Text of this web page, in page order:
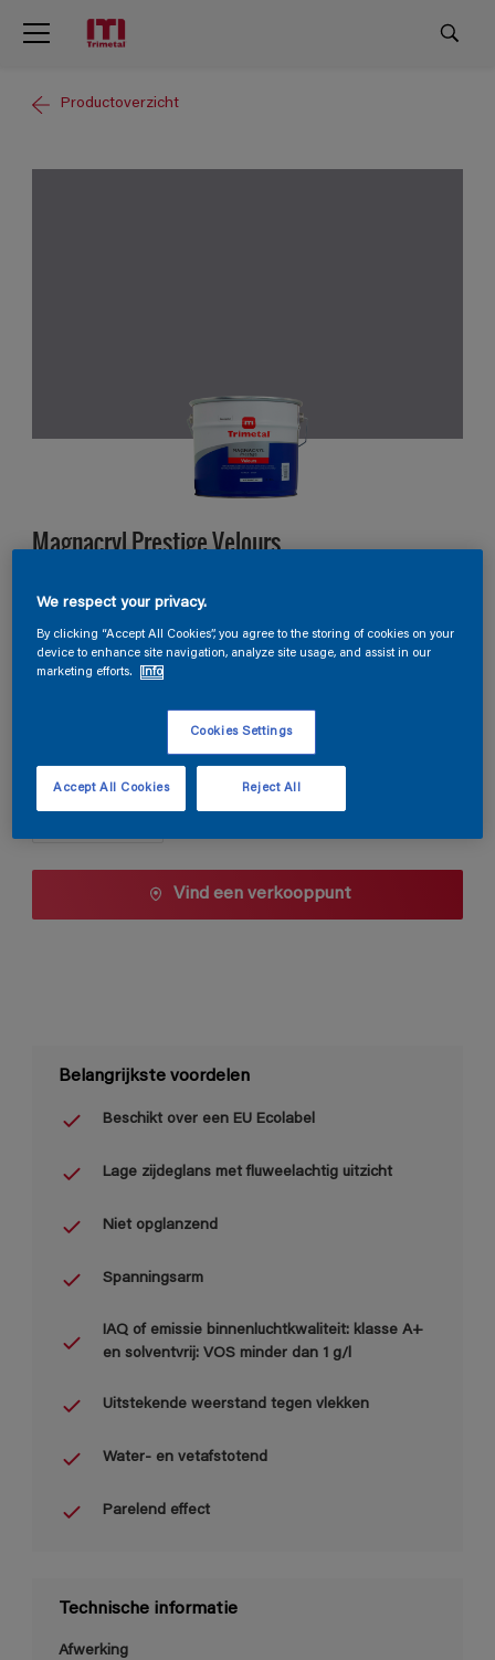
Productoverzicht
Magnacryl Prestige Velours
W2.04.52
Kleur wijzigen
2,5 L
5 L
Vind een verkooppunt
Belangrijkste voordelen
Beschikt over een EU Ecolabel
Lage zijdeglans met fluweelachtig uitzicht
Niet opglanzend
Spanningsarm
IAQ of emissie binnenluchtkwaliteit: klasse A+
en solventvrij: VOS minder dan 1 g/l
Uitstekende weerstand tegen vlekken
Water- en vetafstotend
Parelend effect
Technische informatie
Afwerking
We respect your privacy.
By clicking “Accept All Cookies”, you agree to the storing of cookies on your
device to enhance site navigation, analyze site usage, and assist in our
marketing efforts.
Info
Cookies Settings
Reject All
Accept All Cookies